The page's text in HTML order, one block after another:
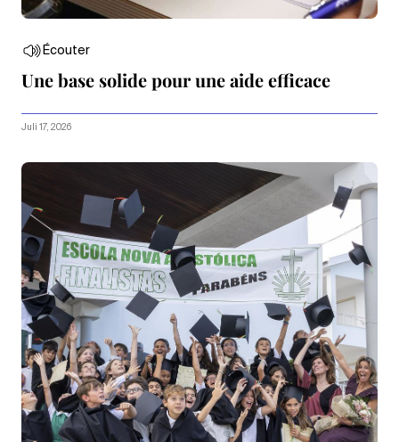
Écouter
Une base solide pour une aide efficace
Juli 17, 2026